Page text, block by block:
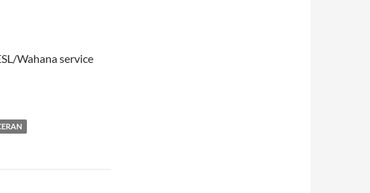
Wahana service